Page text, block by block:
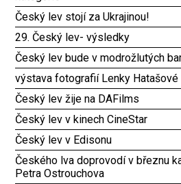
Český lev stojí za Ukrajinou!
29. Český lev- výsledky
Český lev bude v modrožlutých
výstava fotografií Lenky Hatašové
Český lev žije na DAFilms
Český lev v kinech CineStar
Český lev v Edisonu
Českého lva doprovodí v březnu
Petra Ostrouchova